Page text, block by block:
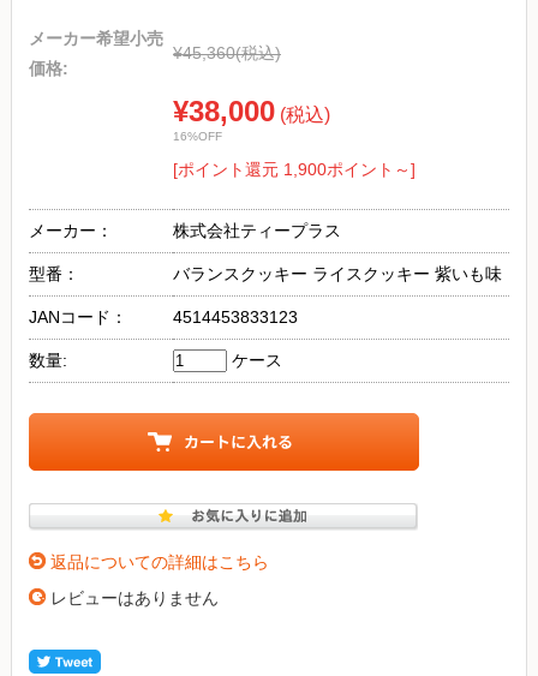
メーカー希望小売
価格:
¥45,360(税込)
¥38,000 (税込)
16%OFF
[ポイント還元 1,900ポイント～]
メーカー： 株式会社ティープラス
型番： バランスクッキー ライスクッキー 紫いも味
JANコード： 4514453833123
数量: ケース
返品についての詳細はこちら
レビューはありません